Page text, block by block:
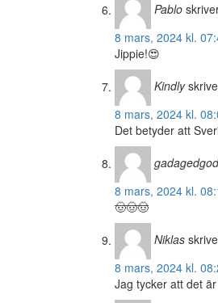
Pablo
8 mars, 2024 kl.
Jippie!😍
Kindly
8 mars, 2024 kl.
Det betyder att
8 mars, 2024 kl.
🤠🤠🤠
Niklas
8 mars, 2024 kl.
Jag tycker att det